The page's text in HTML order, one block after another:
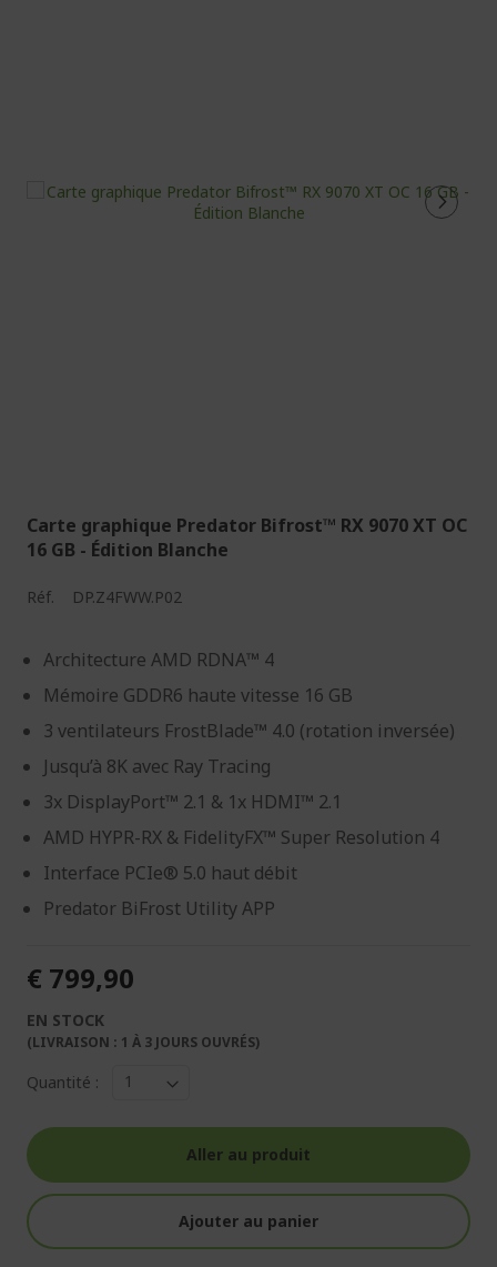
Carte graphique Predator Bifrost™ RX 9070 XT OC
16 GB - Édition Blanche
Réf. DP.Z4FWW.P02
Architecture AMD RDNA™ 4
Mémoire GDDR6 haute vitesse 16 GB
3 ventilateurs FrostBlade™ 4.0 (rotation inversée)
Jusqu’à 8K avec Ray Tracing
3x DisplayPort™ 2.1 & 1x HDMI™ 2.1
AMD HYPR-RX & FidelityFX™ Super Resolution 4
Interface PCIe® 5.0 haut débit
Predator BiFrost Utility APP
€ 799,90
EN STOCK
(LIVRAISON : 1 À 3 JOURS OUVRÉS)
Quantité :
Aller au produit
Ajouter au panier